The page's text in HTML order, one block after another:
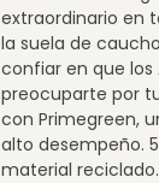
extraordinario en
la suela de
confiar en que los
preocuparte por
con Primegreen,
alto desempeño.
material